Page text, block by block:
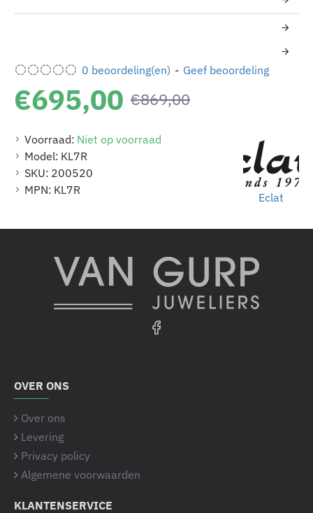
Voorraad: Niet op voorraad
Model: KL7R
SKU: 200520
MPN: KL7R
Eclat
0 beoordeling(en) - Geef beoordeling
€695,00 €869,00
OVER ONS
Over ons
Levering
Privacy policy
Algemene voorwaarden
KLANTENSERVICE